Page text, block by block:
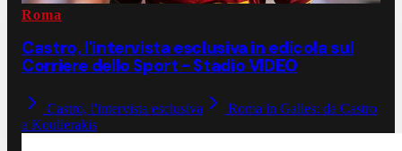
Roma
Castro, l'intervista esclusiva in edicola sul
Corriere dello Sport - Stadio VIDEO
Castro, l'intervista esclusiva
Roma in Galles: da Castro
a Koulierakis